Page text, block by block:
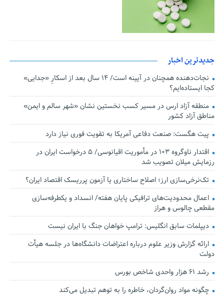
جدیدترین اخبار
نجات‌دهنده‌ همچنان در آیینه است/ ۱۴ سال بعد از اسکارِ «جدایی»
کجا ایستاده‌ایم؟
منطقه آزاد ارس در مسیر کسب نخستین نشان «شهر سالم و ایمن»
مناطق آزاد کشور
پیت هگست: صنعت دفاعی آمریکا به تقویت فوری نیاز دارد
اقتدار ناوگروه ۱۰۳ در مأموریت‌ اقیانوسی/ ۵ درخواست ایران در
رزمایش میلان تصویب شد
تک‌نرخی‌سازی ارز؛ اصلاح ساختاری یا آزمون پرریسک اقتصاد ایران؟
اعمال محدودیت‌های ترافیکی پایان هفته/ انسداد و یکطرفه‌سازی
مقطعی چالوس و هراز
دیپلمات سابق انگلیس:‌ ترامپ خواهان جنگ با ایران نیست
ارائه گزارش وزیر علوم درباره اعتراضات دانشگاه‌ها در جلسه هیأت
دولت
رشد ۶۱ هزار واحدی شاخص بورس
چگونه مواد روان‌گردان، خاطره را به توهم تبدیل می‌کند